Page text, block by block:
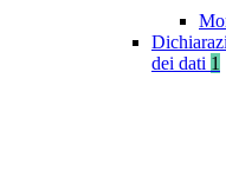
dei dati 1